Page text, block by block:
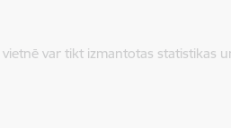
var tikt izmantotas statistikas